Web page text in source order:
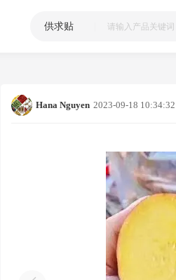
供求贴
Hana Nguyen 2023-09-18 10:34:32